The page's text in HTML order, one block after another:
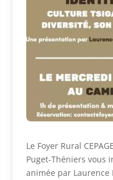
Le Foyer Rural
Puget-Théniers vous
animée par